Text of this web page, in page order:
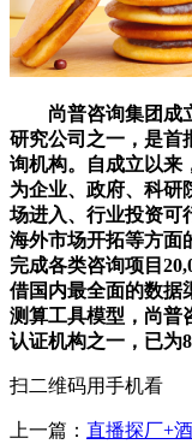
尚普咨询集团成立
研究公司之一，是首
询机构。自成立以来
为企业、政府、科研
场进入、行业投资可
海外市场开拓等方面
完成各类咨询项目
借国内最全面的数据
测算工具模型，尚普
认证机构之一，已为
扫二维码用手机看
上一篇： 直播探厂+